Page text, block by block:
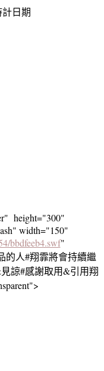
日期
height="300"
width="150"
bbdfeeb4.swf"
的人#翔霏將會持續繼
諒#感謝取用&引用翔